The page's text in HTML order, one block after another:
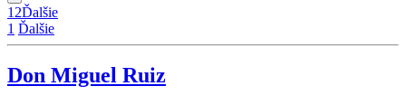
1 2Ďalšie
1 Ďalšie
Don Miguel Ruiz